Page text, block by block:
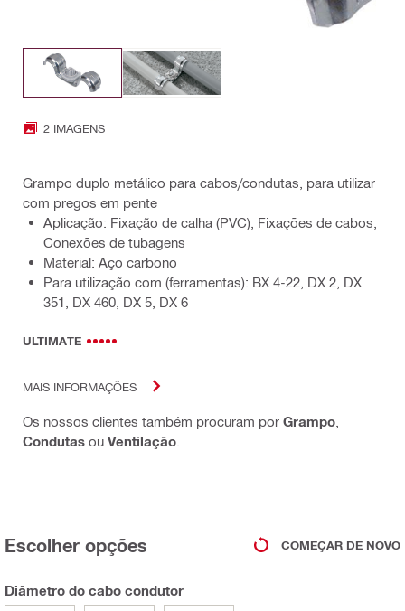
2 IMAGENS
Grampo duplo metálico para cabos/condutas, para utilizar
com pregos em pente
Aplicação: Fixação de calha (PVC), Fixações de cabos,
Conexões de tubagens
Material: Aço carbono
Para utilização com (ferramentas): BX 4-22, DX 2, DX
351, DX 460, DX 5, DX 6
ULTIMATE
MAIS INFORMAÇÕES
Os nossos clientes também procuram por Grampo
Condutas ou Ventilação
Escolher opções COMEÇAR DE NOVO
Diâmetro do cabo condutor